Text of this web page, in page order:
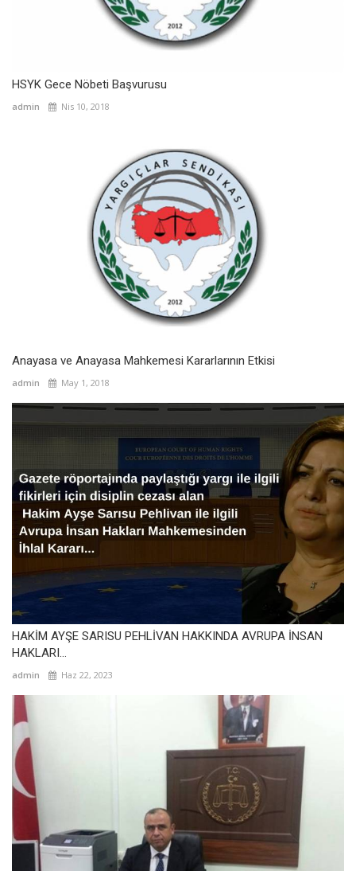
HSYK Gece Nöbeti Başvurusu
admin Nis 10, 2018
Anayasa ve Anayasa Mahkemesi Kararlarının Etkisi
admin May 1, 2018
HAKİM AYŞE SARISU PEHLİVAN HAKKINDA AVRUPA İNSAN
HAKLARI...
admin Haz 22, 2023